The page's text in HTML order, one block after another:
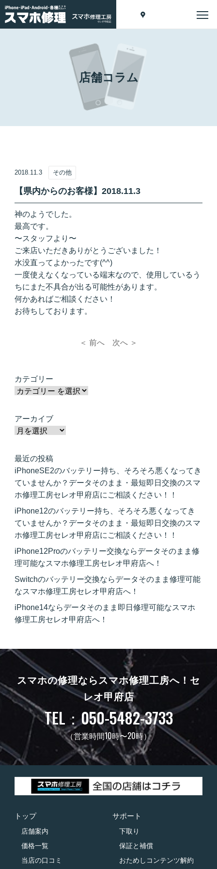
店舗コラム
2018.11.3 その他
【県内からのお客様】2018.11.3
神のようでした。
最高です。
〜スタッフより〜
ご来店いただきありがとうございました！
水没直ってよかったです(^^)
一度使えなくなっている端末なので、使用しているう
ちにまた不具合が出る可能性があります。
何かあればご相談ください！
お待ちしております。
＜ 前へ 次へ ＞
カテゴリー
アーカイブ
最近の投稿
iPhoneSE2のバッテリー持ち、そろそろ悪くなってき
ていませんか？データそのまま・最短即日交換のスマ
ホ修理工房セレオ甲府店にご相談ください！！
iPhone12のバッテリー持ち、そろそろ悪くなってき
ていませんか？データそのまま・最短即日交換のスマ
ホ修理工房セレオ甲府店にご相談ください！！
iPhone12Proのバッテリー交換ならデータそのまま修
理可能なスマホ修理工房セレオ甲府店へ！
Switchのバッテリー交換ならデータそのまま修理可能
なスマホ修理工房セレオ甲府店へ！
iPhone14ならデータそのまま即日修理可能なスマホ
修理工房セレオ甲府店へ！
スマホの修理ならスマホ修理工房へ！ セ
レオ甲府店
TEL：050-5482-3733
（営業時間10時〜20時）
トップ
店舗案内
価格一覧
当店の口コミ
サポート
下取り
保証と補償
おためしコンテンツ解約